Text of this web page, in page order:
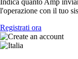
Indica quanto Amp
l'operazione con il tuo
Registrati ora